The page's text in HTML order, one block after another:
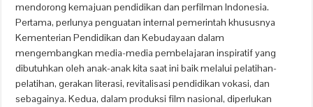
mendorong kemajuan pendidikan dan perfilman Indonesia.
Pertama, perlunya penguatan internal pemerintah khususnya
Kementerian Pendidikan dan Kebudayaan dalam
mengembangkan media-media pembelajaran inspiratif yang
dibutuhkan oleh anak-anak kita saat ini baik melalui pelatihan-
pelatihan, gerakan literasi, revitalisasi pendidikan vokasi, dan
sebagainya. Kedua, dalam produksi film nasional, diperlukan